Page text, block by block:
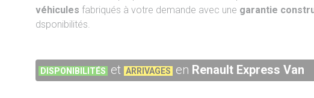
véhicules fabriqués à votre demande avec une garantie
dsponibilités.
DISPONIBILITÉS etARRIVAGES en Renault Express Van